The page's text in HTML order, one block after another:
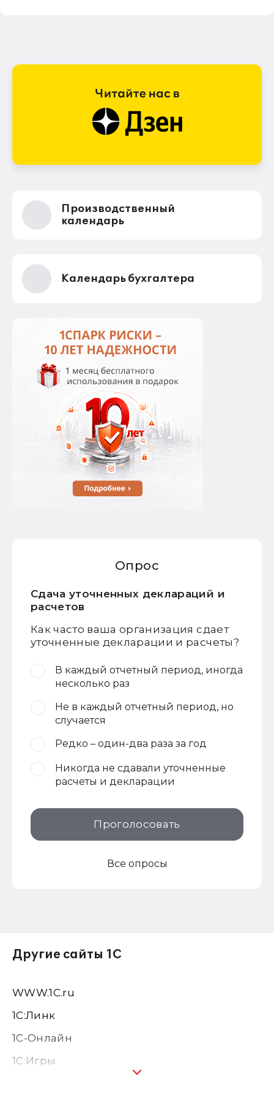
Производственный
календарь
Календарь бухгалтера
Опрос
Сдача уточненных деклараций и
расчетов
Как часто ваша организация сдает
уточненные декларации и расчеты?
В каждый отчетный период, иногда
несколько раз
Не в каждый отчетный период, но
случается
Редко – один-два раза за год
Никогда не сдавали уточненные
расчеты и декларации
Проголосовать
Все опросы
Другие сайты 1С
WWW.1С.ru
1С:Линк
1С-Онлайн
1C:Игры